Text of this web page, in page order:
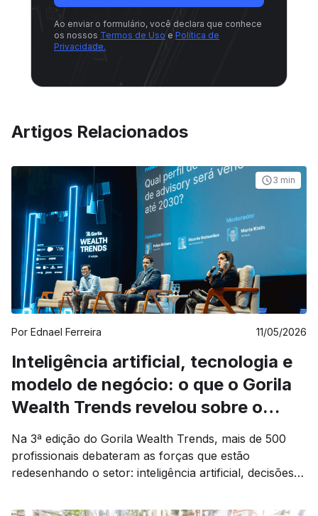
Ao enviar o formulário, você declara que conhece
os nossos Termos de Uso e Política de
Privacidade.
Artigos Relacionados
3 min
Por Ednael Ferreira 11/05/2026
Inteligência artificial, tecnologia e
modelo de negócio: o que o Gorila
Wealth Trends revelou sobre o
futuro do wealth management
Na 3ª edição do Gorila Wealth Trends, mais de 500
profissionais debateram as forças que estão
redesenhando o setor: inteligência artificial, decisões
sustentável até 2030